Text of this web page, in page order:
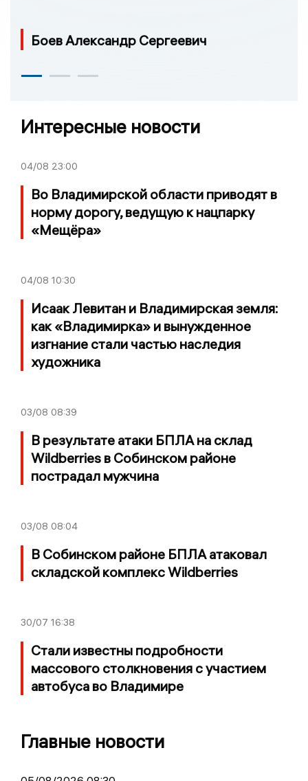
Боев Александр Сергеевич
Интересные новости
04/08 23:00
Во Владимирской области приводят в
норму дорогу, ведущую к нацпарку
«Мещёра»
04/08 10:30
Исаак Левитан и Владимирская земля:
как «Владимирка» и вынужденное
изгнание стали частью наследия
художника
03/08 08:39
В результате атаки БПЛА на склад
Wildberries в Собинском районе
пострадал мужчина
03/08 08:04
В Собинском районе БПЛА атаковал
складской комплекс Wildberries
30/07 16:38
Стали известны подробности
массового столкновения с участием
автобуса во Владимире
Главные новости